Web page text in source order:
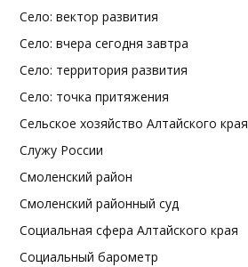
Село: вектор развития
Село: вчера сегодня завтра
Село: территория развития
Село: точка притяжения
Сельское хозяйство Алтайского края
Служу России
Смоленский район
Смоленский районный суд
Социальная сфера Алтайского края
Социальный барометр